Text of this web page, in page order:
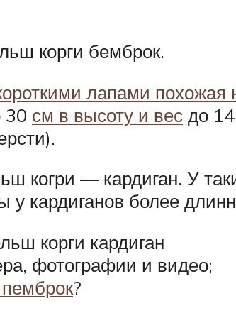
корги бемброк.
лапами похожая
30 см в высоту и вес до
когри — кардиган. У
у кардиганов более
корги кардиган
фотографии и видео;
?